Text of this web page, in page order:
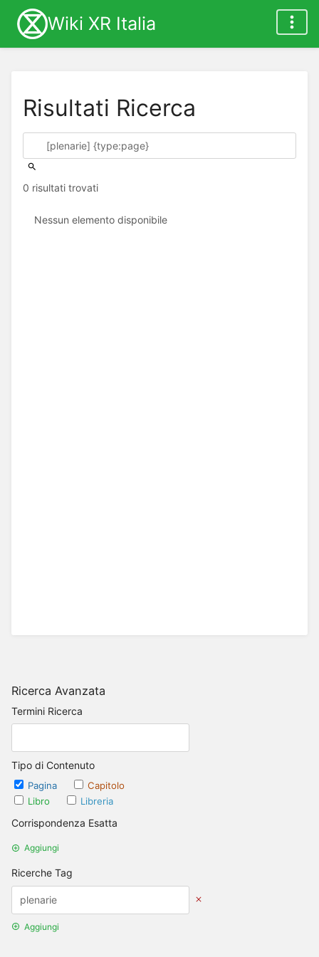
Wiki XR Italia
Ricerca Avanzata
Termini Ricerca
Tipo di Contenuto
Pagina
Capitolo
Libro
Libreria
Corrispondenza Esatta
Aggiungi
Ricerche Tag
Aggiungi
Risultati Ricerca
0 risultati trovati
Nessun elemento disponibile